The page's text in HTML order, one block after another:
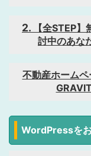
【全STEP
討中のあな
不動産ホーム
WordPressを